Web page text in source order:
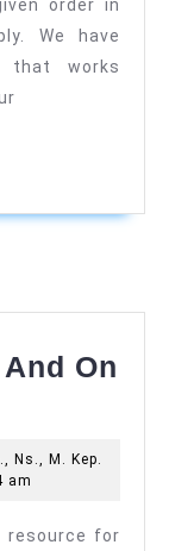
order in
We have
that works
On
Ns., M. Kep.
am
resource for